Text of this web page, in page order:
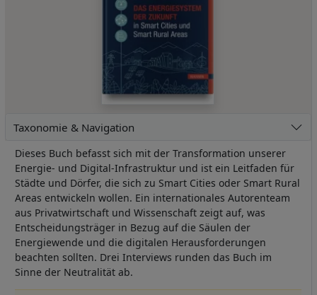
Taxonomie & Navigation
Dieses Buch befasst sich mit der Transformation unserer
Energie- und Digital-Infrastruktur und ist ein Leitfaden für
Städte und Dörfer, die sich zu Smart Cities oder Smart Rural
Areas entwickeln wollen. Ein internationales Autorenteam
aus Privatwirtschaft und Wissenschaft zeigt auf, was
Entscheidungsträger in Bezug auf die Säulen der
Energiewende und die digitalen Herausforderungen
beachten sollten. Drei Interviews runden das Buch im
Sinne der Neutralität ab.